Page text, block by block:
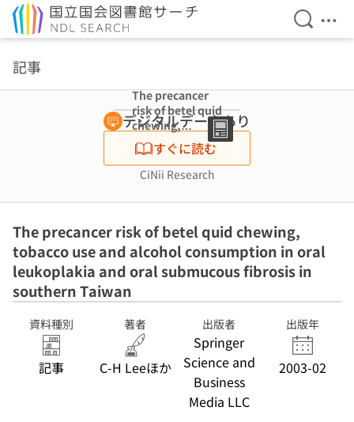
検索を
メ
記事
The precancer
risk of betel quid
chewing,
tobacco use and
alcohol
consumption in
oral leukoplakia
and oral
fibrosis in
southern
Taiwan
デジタルデータあり
すぐに読む
CiNii Research
The precancer risk of betel quid chewing,
tobacco use and alcohol consumption in oral
leukoplakia and oral submucous fibrosis in
southern Taiwan
資料種別
記事
著者
C-H Leeほか
出版者
Springer
Science and
Business
Media LLC
出版年
2003-02